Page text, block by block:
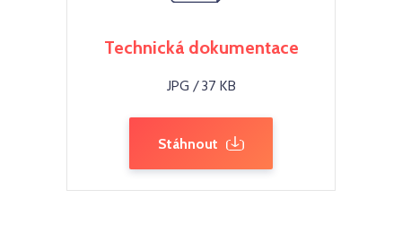
Technická dokumentace
JPG / 37 KB
Stáhnout